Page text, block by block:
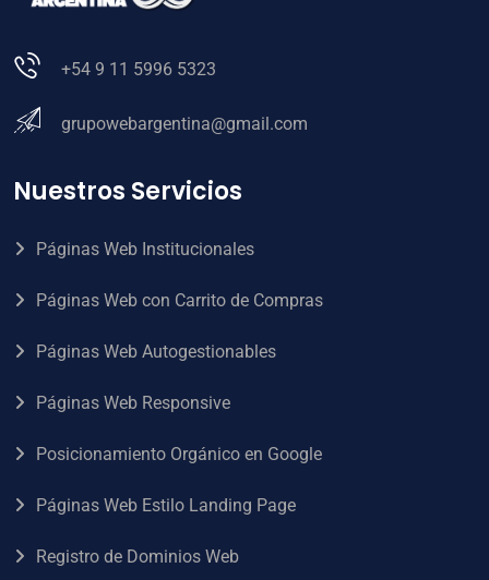
+54 9 11 5996 5323
grupowebargentina@gmail.com
Nuestros Servicios
Páginas Web Institucionales
Páginas Web con Carrito de Compras
Páginas Web Autogestionables
Páginas Web Responsive
Posicionamiento Orgánico en Google
Páginas Web Estilo Landing Page
Registro de Dominios Web